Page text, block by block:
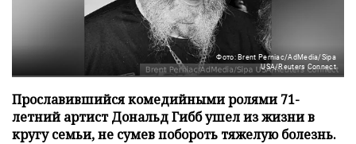
Фото: Brent Perniac/AdMedia/Sipa
USA/Reuters Connect
Прославившийся комедийными ролями 71-
летний артист Дональд Гибб ушел из жизни в
кругу семьи, не сумев побороть тяжелую болезнь.